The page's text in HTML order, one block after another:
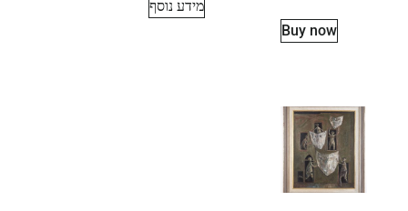
Buy now
מידע נוסף